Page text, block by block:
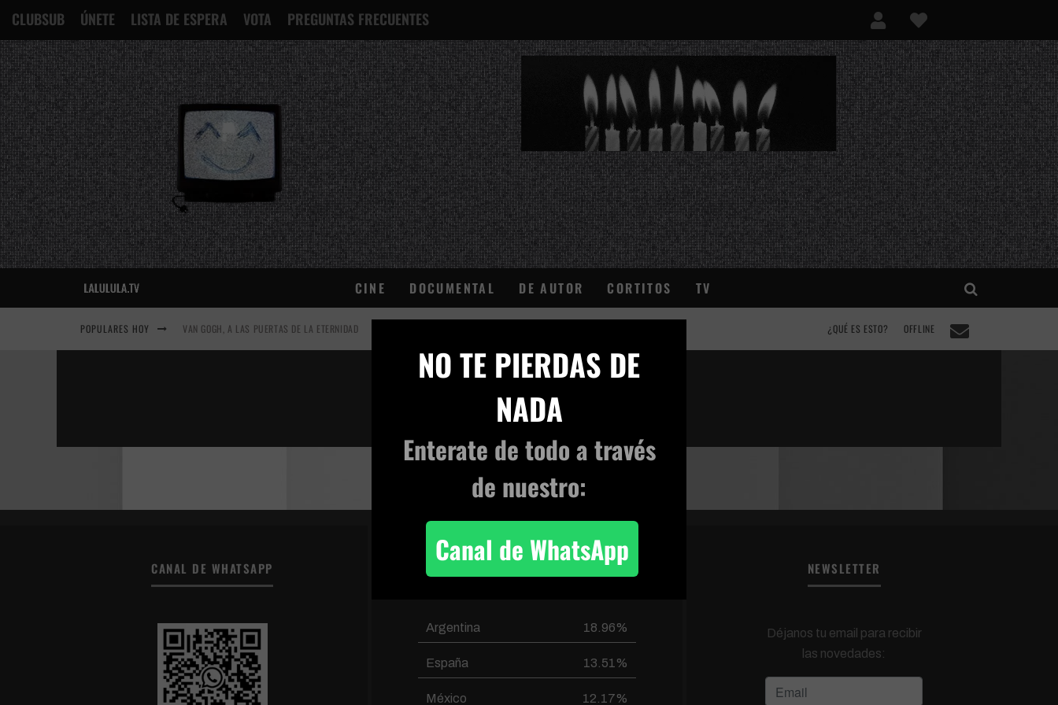
CLUBSUB ÚNETE LISTA DE ESPERA VOTA PREGUNTAS FRECUENTES
¿QUÉ ES ESTO?
CINE DOCUMENTAL DE AUTOR CORTITOS TV
POPULARES HOY VAN GOGH, A LAS PUERTAS DE LA ETERNIDAD ¿QUÉ ES ESTO? OFFLINE
do-it-mp4
do-it-mp4
CANAL DE WHATSAPP
Argentina 18.96%
España 13.51%
México 12.17%
NEWSLETTER
Déjanos tu email para recibir
las novedades:
NO TE PIERDAS DE
NADA
Enterate de todoa través
de nuestro:
Canal de WhatsApp